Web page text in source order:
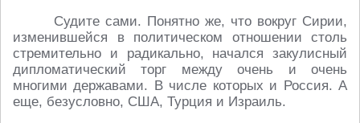
Судите сами. Понятно же, что вокруг Сирии,
изменившейся в политическом отношении столь
стремительно и радикально, начался закулисный
дипломатический торг между очень и очень
многими державами. В числе которых и Россия. А
еще, безусловно, США, Турция и Израиль.